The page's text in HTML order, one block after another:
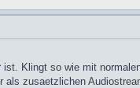
Klingt so wie mit
zusaetzlichen